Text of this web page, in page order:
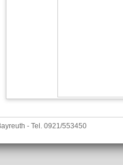
- Tel. 0921/553450